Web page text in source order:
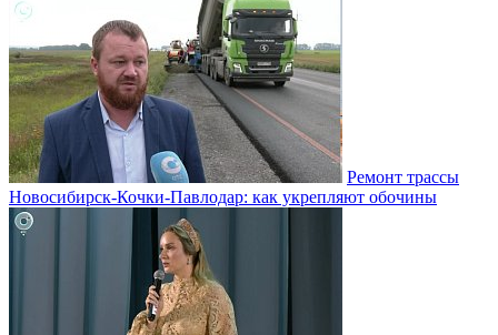
Ремонт трассы
Новосибирск-Кочки-Павлодар: как укрепляют обочины